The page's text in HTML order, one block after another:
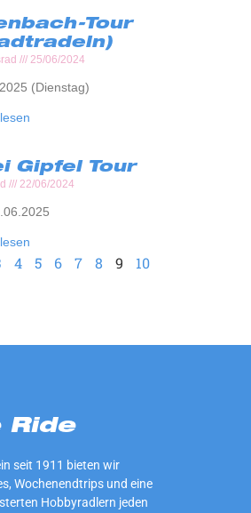
Tour
25/06/2024
(Dienstag)
Gipfel Tour
22/06/2024
4 5 6 7 8 9 10
Ride
seit 1911 bieten wir
Wochenendtrips und eine
Hobbyradlern jeden